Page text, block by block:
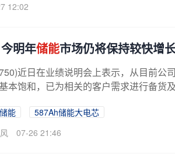
12:02
明年储能市场仍将保持较快增
近日在业绩说明会上表示，从目前公
本饱和，已为相关的客户需求进行备货
储能
587Ah储能大电芯
07-26 21:46